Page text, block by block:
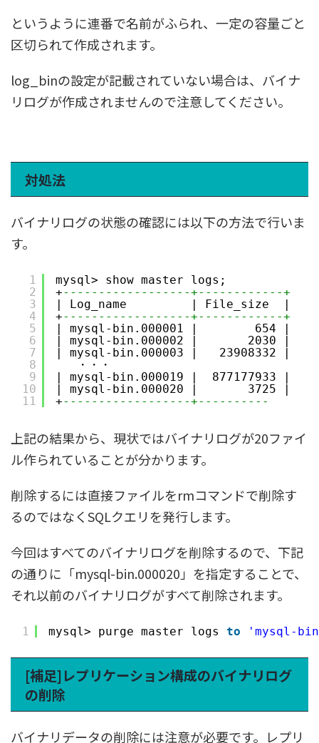
というように連番で名前がふられ、一定の容量ごと
区切られて作成されます。
log_binの設定が記載されていない場合は、バイナ
リログが作成されませんので注意してください。
対処法
バイナリログの状態の確認には以下の方法で行いま
す。
1
2
3
4
5
6
7
8
9
10
11
mysql> show master logs;
+------------------+------------+
| Log_name         | File_size  |
+------------------+------------+
| mysql-bin.000001 |        654 |
| mysql-bin.000002 |       2030 |
| mysql-bin.000003 |   23908332 |
・・・
| mysql-bin.000019 |  877177933 |
| mysql-bin.000020 |       3725 |
+------------------+----------
上記の結果から、現状ではバイナリログが20ファイ
ル作られていることが分かります。
削除するには直接ファイルをrmコマンドで削除す
るのではなくSQLクエリを発行します。
今回はすべてのバイナリログを削除するので、下記
の通りに「mysql-bin.000020」を指定することで、
それ以前のバイナリログがすべて削除されます。
1 mysql> purge master logs to 'mysql-
[補足]レプリケーション構成のバイナリログ
の削除
バイナリデータの削除には注意が必要です。レプリ